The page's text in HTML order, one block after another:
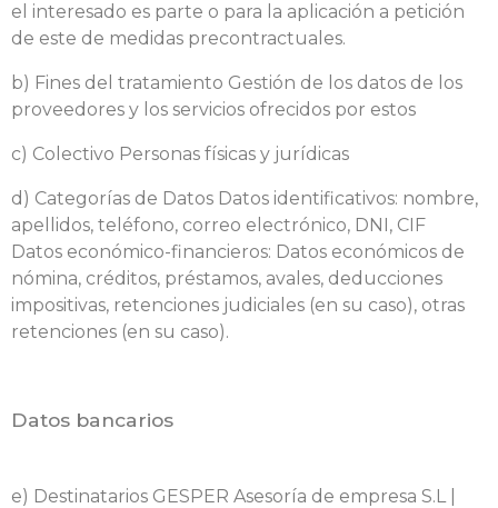
el interesado es parte o para la aplicación a petición
de este de medidas precontractuales.
b) Fines del tratamiento Gestión de los datos de los
proveedores y los servicios ofrecidos por estos
c) Colectivo Personas físicas y jurídicas
d) Categorías de Datos Datos identificativos: nombre,
apellidos, teléfono, correo electrónico, DNI, CIF
Datos económico-financieros: Datos económicos de
nómina, créditos, préstamos, avales, deducciones
impositivas, retenciones judiciales (en su caso), otras
retenciones (en su caso).
Datos bancarios
e) Destinatarios GESPER Asesoría de empresa S.L |